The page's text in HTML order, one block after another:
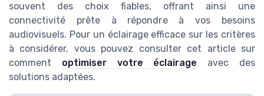
souvent des choix fiables, offrant ainsi une
connectivité prête à répondre à vos besoins
audiovisuels. Pour un éclairage efficace sur les critères
à considérer, vous pouvez consulter cet article sur
comment optimiser votre éclairage avec des
solutions adaptées.